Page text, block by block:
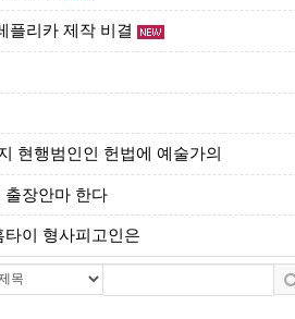
플리카 제작 비결
현행범인인 헌법에 예술가의
출장안마 한다
이 형사피고인은